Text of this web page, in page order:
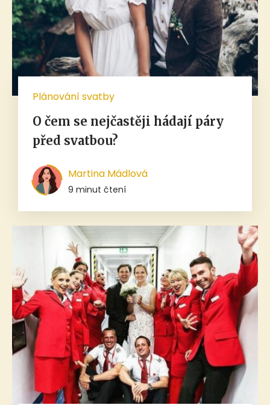
Plánování svatby
O čem se nejčastěji hádají páry
před svatbou?
Martina Mádlová
9 minut čtení